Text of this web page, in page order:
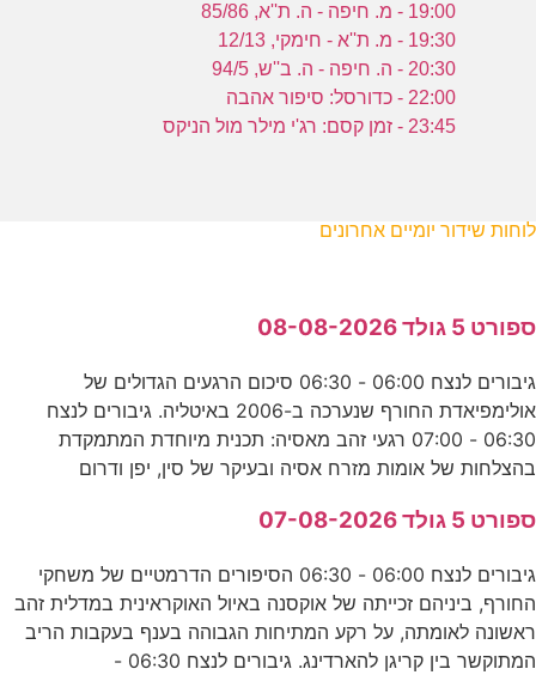
19:00 - מ. חיפה - ה. ת''א, 85/86
19:30 - מ. ת''א - חימקי, 12/13
20:30 - ה. חיפה - ה. ב''ש, 94/5
22:00 - כדורסל: סיפור אהבה
23:45 - זמן קסם: רג'י מילר מול הניקס
לוחות שידור יומיים אחרונים
ספורט 5 גולד 08-08-2026
גיבורים לנצח 06:00 - 06:30 סיכום הרגעים הגדולים של
אולימפיאדת החורף שנערכה ב-2006 באיטליה. גיבורים לנצח
06:30 - 07:00 רגעי זהב מאסיה: תכנית מיוחדת המתמקדת
בהצלחות של אומות מזרח אסיה ובעיקר של סין, יפן ודרום
ספורט 5 גולד 07-08-2026
גיבורים לנצח 06:00 - 06:30 הסיפורים הדרמטיים של משחקי
החורף, ביניהם זכייתה של אוקסנה באיול האוקראינית במדלית זהב
ראשונה לאומתה, על רקע המתיחות הגבוהה בענף בעקבות הריב
המתוקשר בין קריגן להארדינג. גיבורים לנצח 06:30 -